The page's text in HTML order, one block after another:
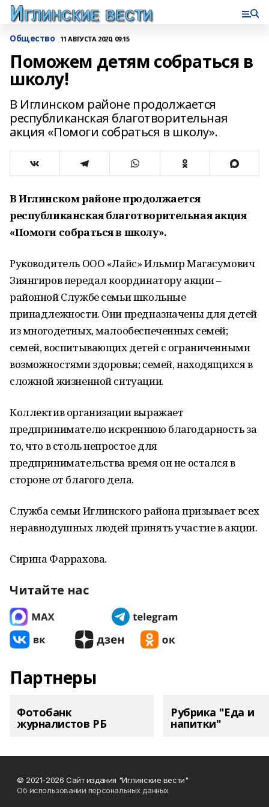
Общество 11 АВГУСТА 2020, 09:15
Поможем детям собраться в
школу!
В Иглинском районе продолжается
республиканская благотворительная
акция «Помоги собраться в школу».
В Иглинском районе продолжается
республиканская благотворительная акция
«Помоги собраться в школу».
Руководитель ООО «Лайс» Ильмир Магасумович
Зиянгиров передал координатору акции –
районной Cлужбе семьи школьные
принадлежности. Они предназначены для детей
из многодетных, малообеспеченных семей;
семей, воспитывающих детей с ограниченными
возможностями здоровья; семей, находящихся в
сложной жизненной ситуации.
Коллектив организации выражает
предпринимателю искреннюю благодарность за
то, что в столь непростое для
предпринимательства время он не остался в
стороне от благого дела.
Служба семьи Иглинского района призывает всех
неравнодушных людей принять участие в акции.
Сирина Фаррахова.
Читайте нас
Партнеры
Фотобанк
журналистов РБ
Рубрика "Еда и
напитки"
© 2021-2026 Сайт издания "Иглинские вести"
Об использовании персональных данных